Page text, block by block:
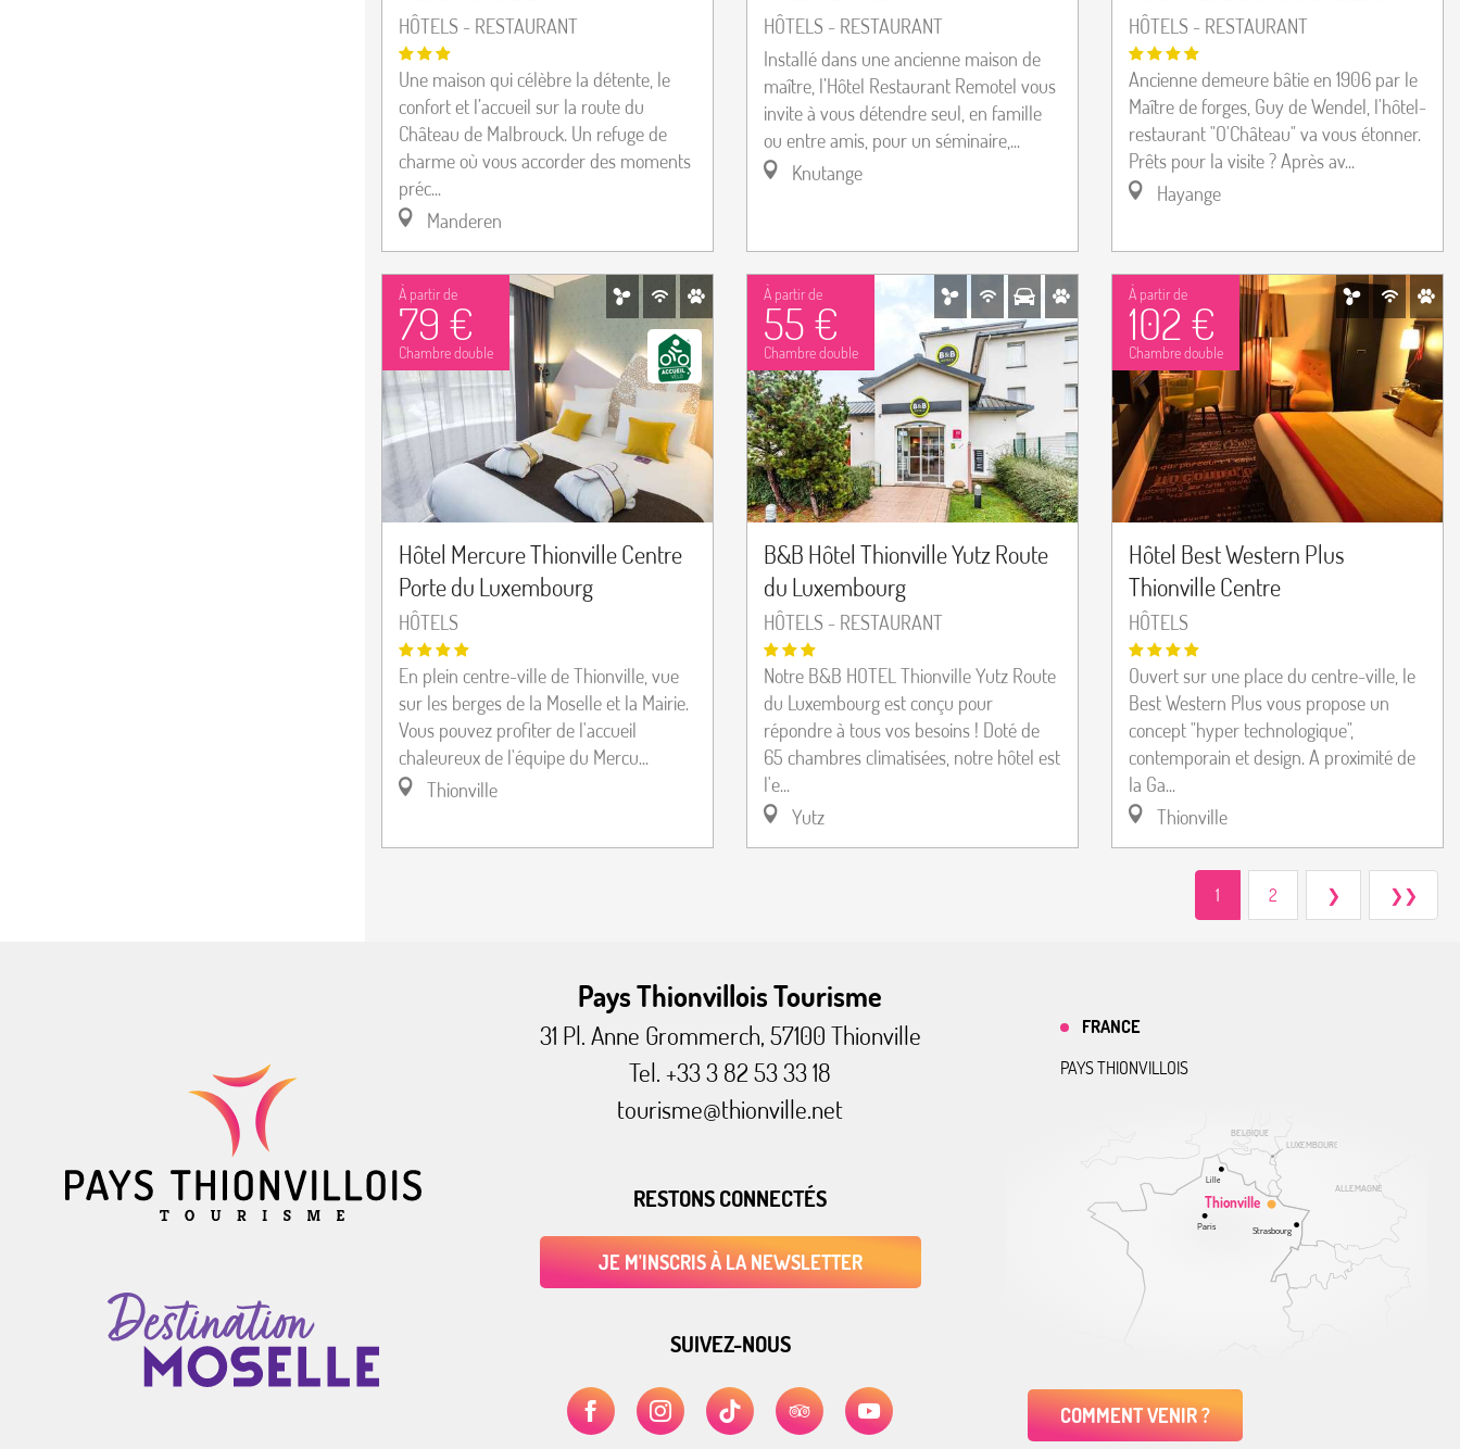
HÔTELS - RESTAURANT
Une maison qui célèbre la détente, le
confort et l’accueil sur la route du
Château de Malbrouck. Un refuge de
charme où vous accorder des moments
préc...
Manderen
HÔTELS - RESTAURANT
Installé dans une ancienne maison de
maître, l’Hôtel Restaurant Remotel vous
invite à vous détendre seul, en famille
ou entre amis, pour un séminaire,...
Knutange
HÔTELS - RESTAURANT
Ancienne demeure bâtie en 1906 par le
Maître de forges, Guy de Wendel, l'hôtel-
restaurant "O'Château" va vous étonner.
Prêts pour la visite ? Après av...
Hayange
À partir de
79 €
Chambre double
Hôtel Mercure Thionville Centre
Porte du Luxembourg
HÔTELS
En plein centre-ville de Thionville, vue
sur les berges de la Moselle et la Mairie.
Vous pouvez profiter de l'accueil
chaleureux de l'équipe du Mercu...
Thionville
À partir de
55 €
Chambre double
B&B Hôtel Thionville Yutz Route
du Luxembourg
HÔTELS - RESTAURANT
Notre B&B HOTEL Thionville Yutz Route
du Luxembourg est conçu pour
répondre à tous vos besoins ! Doté de
65 chambres climatisées, notre hôtel est
l'e...
Yutz
À partir de
102 €
Chambre double
Hôtel Best Western Plus
Thionville Centre
HÔTELS
Ouvert sur une place du centre-ville, le
Best Western Plus vous propose un
concept "hyper technologique",
contemporain et design. A proximité de
la Ga...
Thionville
1 2 ❯ ❯❯
Pays Thionvillois Tourisme
31 Pl. Anne Grommerch, 57100 Thionville
Tel. +33 3 82 53 33 18
tourisme@thionville.net
RESTONS CONNECTÉS
JE M'INSCRIS À LA NEWSLETTER
SUIVEZ-NOUS
ALLEMAGNE
BELGIQUE
LUXEMBOURG
Thionville
Lille
Paris Strasbourg
FRANCE
PAYS THIONVILLOIS
COMMENT VENIR ?